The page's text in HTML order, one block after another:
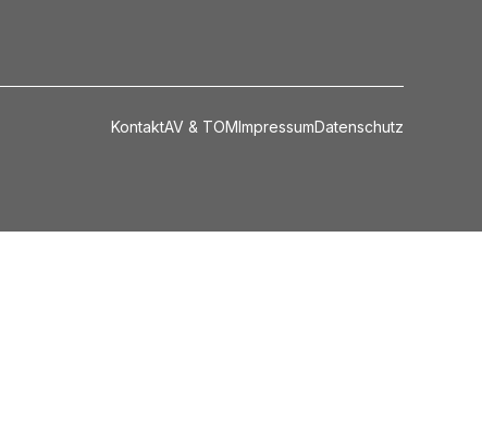
KontaktAV & TOMImpressumDatenschutz